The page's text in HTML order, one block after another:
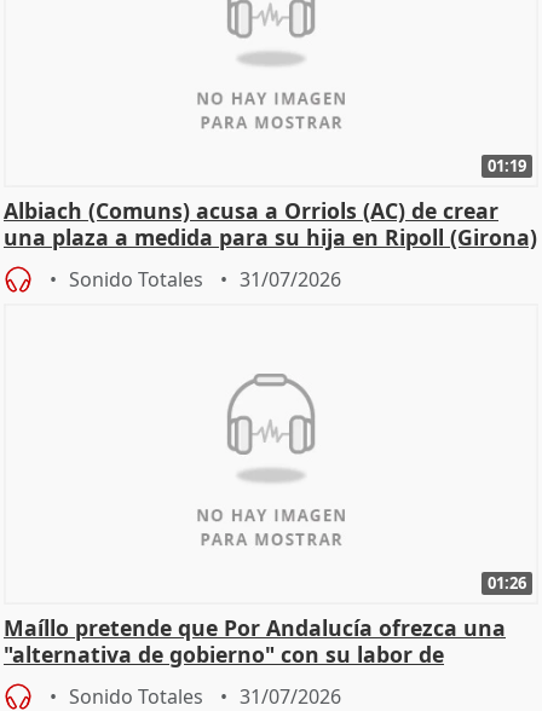
01:19
Albiach (Comuns) acusa a Orriols (AC) de crear
una plaza a medida para su hija en Ripoll (Girona)
Sonido Totales 31/07/2026
01:26
Maíllo pretende que Por Andalucía ofrezca una
"alternativa de gobierno" con su labor de
oposición
Sonido Totales 31/07/2026